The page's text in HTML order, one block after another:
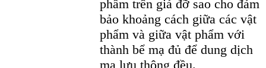
phẩm trên giá đỡ sao cho đảm
bảo khoảng cách giữa các vật
phẩm và giữa vật phẩm với
thành bể mạ đủ để dung dịch
mạ lưu thông đều.